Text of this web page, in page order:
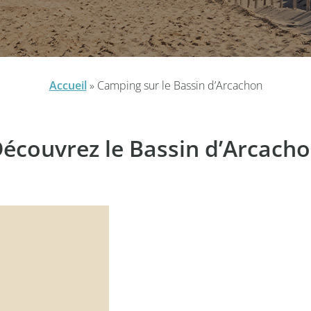
Accueil» Camping sur le Bassin d’Arcachon
le Bassin